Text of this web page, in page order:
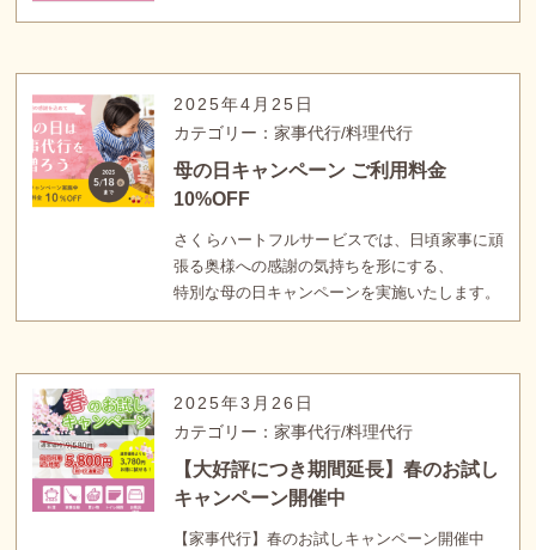
2025年4月25日
カテゴリー：家事代行/料理代行
母の日キャンペーン ご利用料金
10%OFF
さくらハートフルサービスでは、日頃家事に頑
張る奥様への感謝の気持ちを形にする、
特別な母の日キャンペーンを実施いたします。
2025年3月26日
カテゴリー：家事代行/料理代行
【大好評につき期間延長】春のお試し
キャンペーン開催中
【家事代行】春のお試しキャンペーン開催中